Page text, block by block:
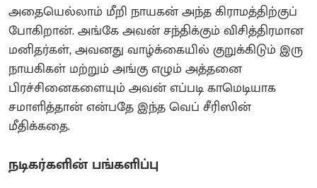
அதையெல்லாம் மீறி நாயகன் அந்த கிராமத்திற்குப்
போகிறான். அங்கே அவன் சந்திக்கும் விசித்திரமான
மனிதர்கள், அவனது வாழ்க்கையில் குறுக்கிடும் இரு
நாயகிகள் மற்றும் அங்கு எழும் அத்தனை
பிரச்சினைகளையும் அவன் எப்படி காமெடியாக
சமாளித்தான் என்பதே இந்த வெப் சீரிஸின்
மீதிக்கதை.
நடிகர்களின் பங்களிப்பு